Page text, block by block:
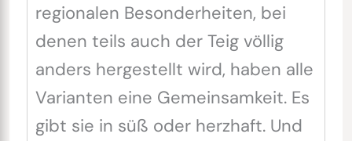
regionalen Besonderheiten, bei
denen teils auch der Teig völlig
anders hergestellt wird, haben alle
Varianten eine Gemeinsamkeit. Es
gibt sie in süß oder herzhaft. Und